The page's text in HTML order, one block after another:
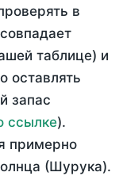
в
таблице) и
оставлять
запас
ссылке).
примерно
(Шурука).